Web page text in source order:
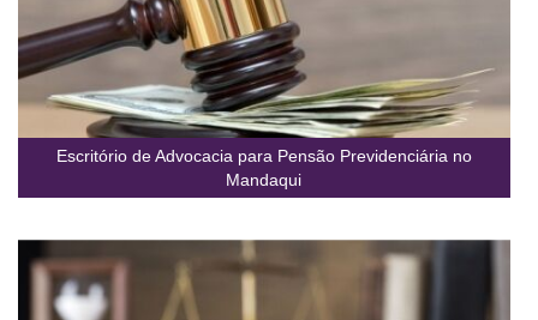
Escritório de Advocacia para Pensão Previdenciária no
Mandaqui